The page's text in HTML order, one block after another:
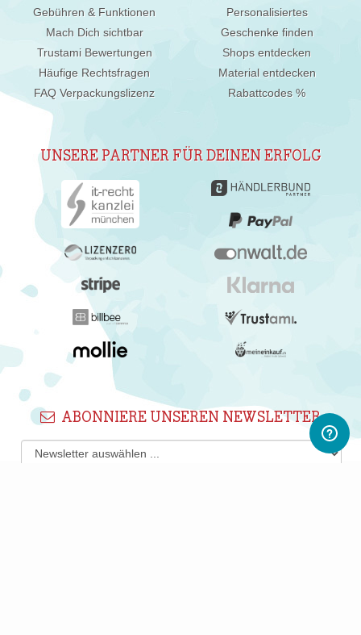
Gebühren & Funktionen
Mach Dich sichtbar
Trustami Bewertungen
Häufige Rechtsfragen
FAQ Verpackungslizenz
Personalisiertes
Geschenke finden
Shops entdecken
Material entdecken
Rabattcodes %
UNSERE PARTNER FÜR DEINEN ERFOLG
ABONNIERE UNSEREN NEWSLETTER